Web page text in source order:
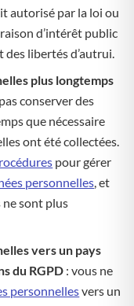
autorisé par la loi ou
d’intérêt public
libertés d’autrui.
plus longtemps
conserver des
que nécessaire
ont été collectées.
pour gérer
personnelles , et
ne sont plus
vers un pays
du RGPD : vous ne
personnellesvers un